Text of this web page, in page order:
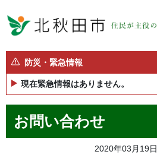
防災・緊急情報
現在緊急情報はありません。
お問い合わせ
2020年03月19日